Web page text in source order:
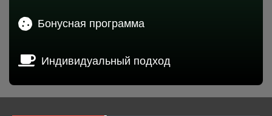
Бонусная программа
Индивидуальный подход